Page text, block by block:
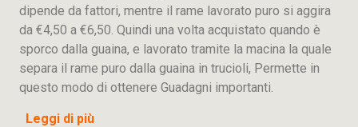
dipende da fattori, mentre il rame lavorato puro si aggira
da €4,50 a €6,50. Quindi una volta acquistato quando è
sporco dalla guaina, e lavorato tramite la macina la quale
separa il rame puro dalla guaina in trucioli, Permette in
questo modo di ottenere Guadagni importanti.
Leggi di più